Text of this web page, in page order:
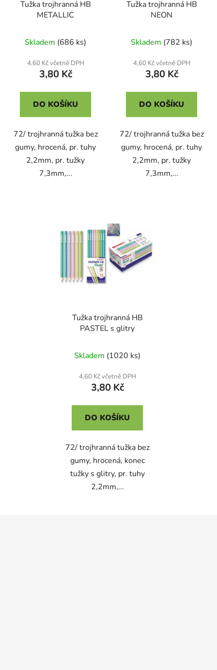
Tužka trojhranná HB
METALLIC
Skladem (686 ks)
4,60 Kč včetně DPH
3,80 Kč
DO KOŠÍKU
72/ trojhranná tužka bez
gumy, hrocená, pr. tuhy
2,2mm, pr. tužky
7,3mm,...
Tužka trojhranná HB
NEON
Skladem (782 ks)
4,60 Kč včetně DPH
3,80 Kč
DO KOŠÍKU
72/ trojhranná tužka bez
gumy, hrocená, pr. tuhy
2,2mm, pr. tužky
7,3mm,...
Tužka trojhranná HB
PASTEL s glitry
Skladem (1020 ks)
4,60 Kč včetně DPH
3,80 Kč
DO KOŠÍKU
72/ trojhranná tužka bez
gumy, hrocená, konec
tužky s glitry, pr. tuhy
2,2mm,...